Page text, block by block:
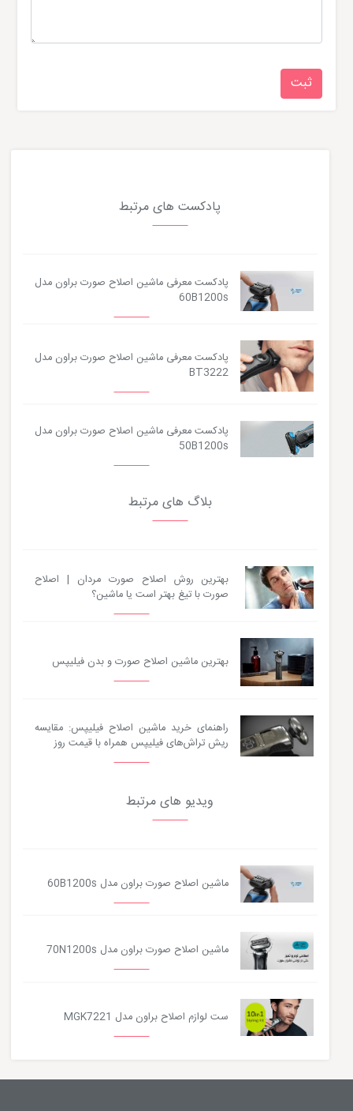
پادکست های مرتبط
پادکست معرفی ماشین اصلاح صورت براون مدل
60B1200s
پادکست معرفی ماشین اصلاح صورت براون مدل
BT3222
پادکست معرفی ماشین اصلاح صورت براون مدل
50B1200s
بلاگ های مرتبط
بهترین روش اصلاح صورت مردان | اصلاح
صورت با تیغ بهتر است یا ماشین؟
بهترین ماشین اصلاح صورت و بدن فیلیپس
راهنمای خرید ماشین اصلاح فیلیپس: مقایسه
ریش تراش‌های فیلیپس همراه با قیمت روز
ویدیو های مرتبط
ماشین اصلاح صورت براون مدل 60B1200s
ماشین اصلاح صورت براون مدل 70N1200s
ست لوازم اصلاح براون مدل MGK7221